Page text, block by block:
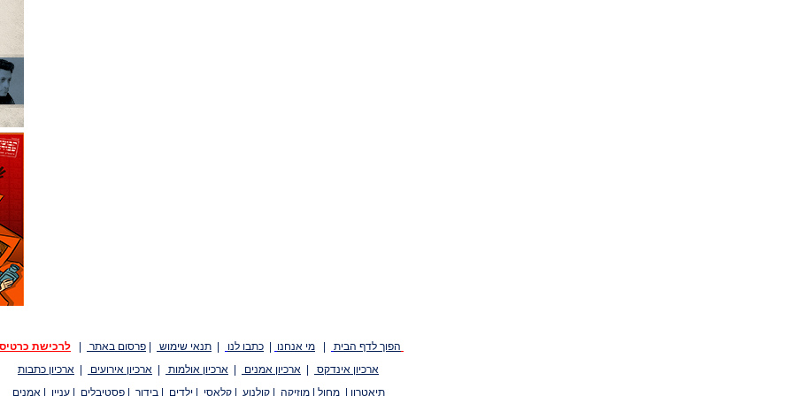
הפוך לדף הבית מי אנחנו כתבו לנו תנאי שימוש פרסום באתר
לרכישת
ארכיון אינדקס
ארכיון אמנים ארכיון אולמות ארכיון אירועים
ארכיון כתבות
תיאטרון
|מחול |מוזיקה |קולנוע |קלאסי ילדים |בידור |פסטיבלים |עניין |אמנים